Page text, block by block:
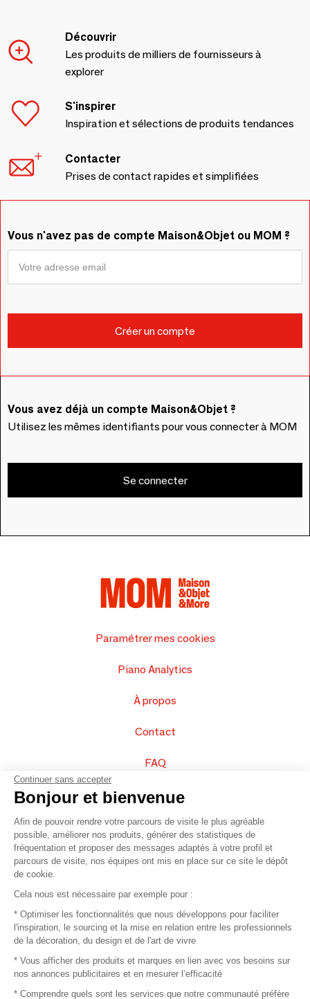
Découvrir
Les produits de milliers de fournisseurs à
explorer
S'inspirer
Inspiration et sélections de produits tendances
Contacter
Prises de contact rapides et simplifiées
Vous n'avez pas de compte Maison&Objet ou MOM ?
Vous avez déjà un compte Maison&Objet ?
Utilisez les mêmes identifiants pour vous connecter à MOM
Se connecter
Paramétrer mes cookies
Piano Analytics
À propos
Contact
FAQ
Vendez vos produits
Plan du site
© 2016 –Organisation SAFI
Recrutement
Continuer sans accepter
Bonjour et bienvenue
Afin de pouvoir rendre votre parcours de visite le plus agréable
possible, améliorer nos produits, générer des statistiques de
fréquentation et proposer des messages adaptés à votre profil et
parcours de visite, nos équipes ont mis en place sur ce site le dépôt
de cookie.
Cela nous est nécessaire par exemple pour :
* Optimiser les fonctionnalités que nous développons pour faciliter
l'inspiration, le sourcing et la mise en relation entre les professionnels
de la décoration, du design et de l'art de vivre
* Vous afficher des produits et marques en lien avec vos besoins sur
nos annonces publicitaires et en mesurer l’efficacité
* Comprendre quels sont les services que notre communauté préfère